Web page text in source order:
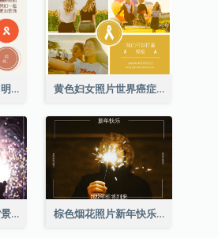
棕橙色圈世界癌症日明信片 黄色妇女照片世界癌症日明信片
紫色的天空与烟花背景新年明信片 棕色烟花照片新年快乐明信片